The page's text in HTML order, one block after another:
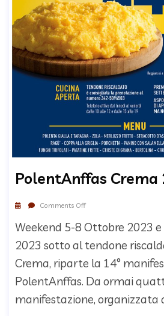
PolentAnffas Crema
Comments Off
Weekend 5-8 Ottobre 2023
2023 sotto al tendone
Crema, riparte la 14°
PolentAnffas. Da ormai
manifestazione, organizzata